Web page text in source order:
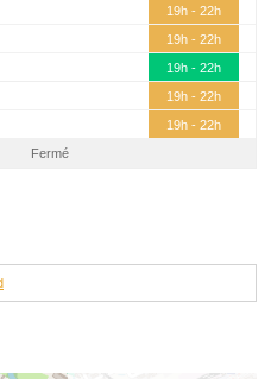
19h - 22h
19h - 22h
19h - 22h
19h - 22h
19h - 22h
Fermé